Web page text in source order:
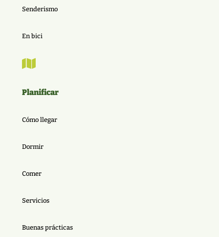
Senderismo
En bici

Planificar
Cómo llegar
Dormir
Comer
Servicios
Buenas prácticas